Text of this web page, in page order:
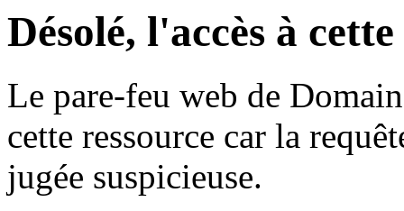
Désolé, l'accès à
Le pare-feu web de
cette ressource car la
jugée suspicieuse.